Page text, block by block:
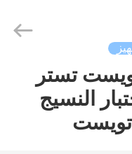
تستر
النسيج
تويست